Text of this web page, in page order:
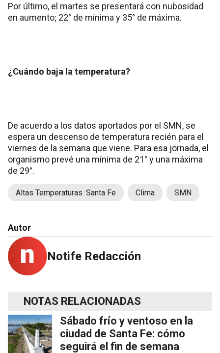
Por último, el martes se presentará con nubosidad
en aumento; 22° de mínima y 35° de máxima.
¿Cuándo baja la temperatura?
De acuerdo a los datos aportados por el SMN, se
espera un descenso de temperatura recién para el
viernes de la semana que viene. Para esa jornada, el
organismo prevé una mínima de 21° y una máxima
de 29°.
Altas Temperaturas. Santa Fe Clima SMN
Autor
Notife Redacción
NOTAS RELACIONADAS
Sábado frío y ventoso en la
ciudad de Santa Fe: cómo
seguirá el fin de semana